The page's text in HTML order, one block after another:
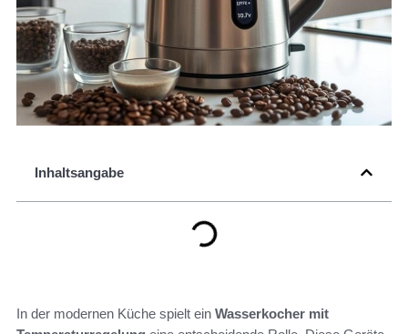
Inhaltsangabe
In der modernen Küche spielt ein Wasserkocher mit